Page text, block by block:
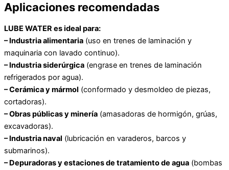
Aplicaciones recomendadas
LUBE WATER es ideal para:
– Industria alimentaria (uso en trenes de laminación y
maquinaria con lavado continuo).
– Industria siderúrgica (engrase en trenes de laminación
refrigerados por agua).
– Cerámica y mármol (conformado y desmoldeo de piezas,
cortadoras).
– Obras públicas y minería (amasadoras de hormigón, grúas,
excavadoras).
– Industria naval (lubricación en varaderos, barcos y
submarinos).
– Depuradoras y estaciones de tratamiento de agua (bombas